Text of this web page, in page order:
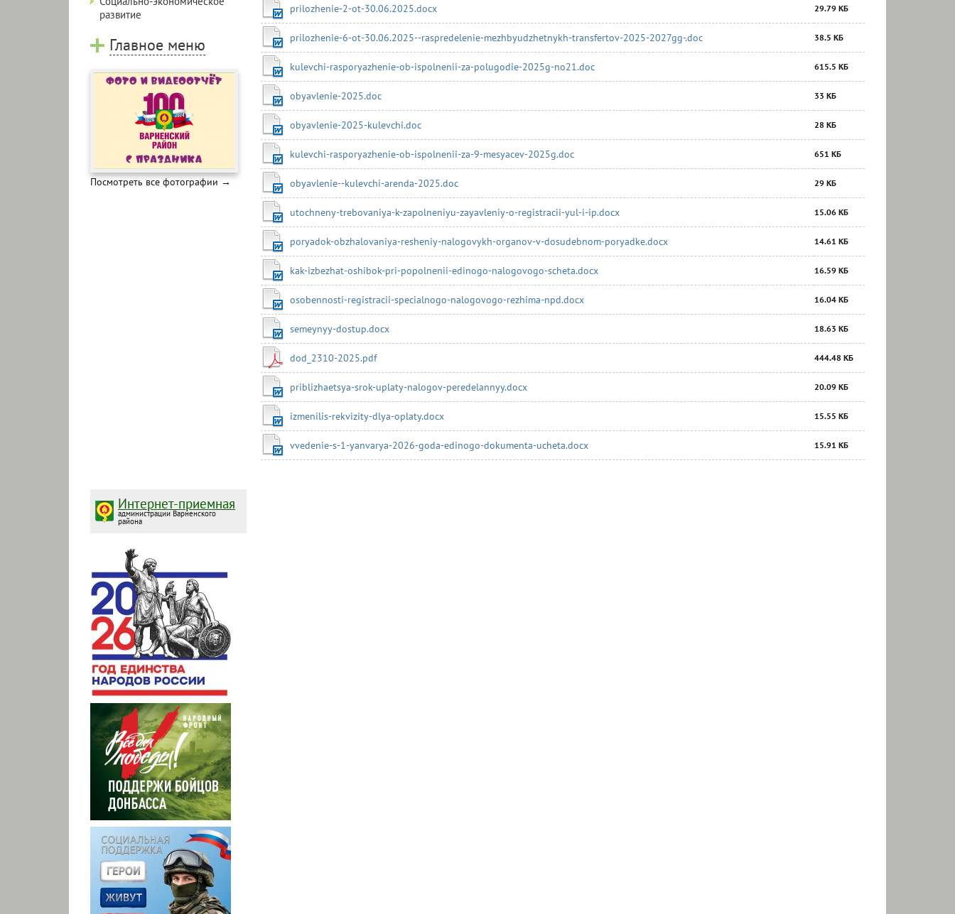
prilozhenie-2-ot-30.06.2025.docx 29.79 КБ
prilozhenie-6-ot-30.06.2025--raspredelenie-mezhbyudzhetnykh-transfertov-2025-2027gg-.doc 38.5 КБ
kulevchi-rasporyazhenie-ob-ispolnenii-za-polugodie-2025g-no21.doc 615.5 КБ
obyavlenie-2025.doc 33 КБ
obyavlenie-2025-kulevchi.doc 28 КБ
kulevchi-rasporyazhenie-ob-ispolnenii-za-9-mesyacev-2025g.doc 651 КБ
obyavlenie--kulevchi-arenda-2025.doc 29 КБ
utochneny-trebovaniya-k-zapolneniyu-zayavleniy-o-registracii-yul-i-ip.docx 15.06 КБ
poryadok-obzhalovaniya-resheniy-nalogovykh-organov-v-dosudebnom-poryadke.docx 14.61 КБ
kak-izbezhat-oshibok-pri-popolnenii-edinogo-nalogovogo-scheta.docx 16.59 КБ
osobennosti-registracii-specialnogo-nalogovogo-rezhima-npd.docx 16.04 КБ
semeynyy-dostup.docx 18.63 КБ
dod_2310-2025.pdf 444.48 КБ
priblizhaetsya-srok-uplaty-nalogov-peredelannyy.docx 20.09 КБ
izmenilis-rekvizity-dlya-oplaty.docx 15.55 КБ
vvedenie-s-1-yanvarya-2026-goda-edinogo-dokumenta-ucheta.docx 15.91 КБ
развитие
Главное меню
Посмотреть все фотографии →
Интернет-приемная
администрации Варненского
района